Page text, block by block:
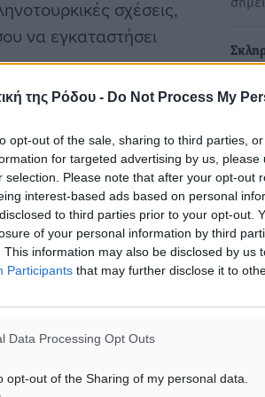
της Ρόδου - Do Not Process My
opt-out of the sale, sharing to third parties,
for targeted advertising by us,
selection. Please note that after your opt-out
interest-based ads based on personal
to third parties prior to your opt-out.
of your personal information by third
This information may also be disclosed by us
Participants that may further disclose it to
Data Processing Opt Outs
opt-out of the Sharing of my personal data.
σχέσεις,
να εγκαταστήσει
για
υπό την αιγίδα
σε
σε επαγρύπνηση!
αδιαπραγμάτευτα!
του